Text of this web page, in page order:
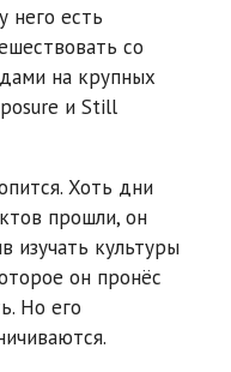
него есть
со
на крупных
и Still
Хоть дни
прошли, он
изучать культуры
он пронёс
Но его